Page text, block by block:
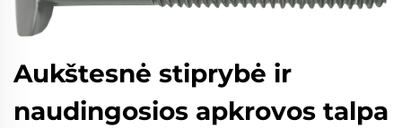
Aukštesnė stiprybė ir
naudingosios apkrovos talpa